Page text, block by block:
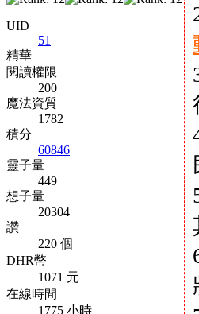
UID
51
精華
閱讀權限
200
魔法資質
1782
積分
60846
靈子量
449
想子量
20304
讚
220 個
DHR幣
1071 元
在線時間
1775 小時